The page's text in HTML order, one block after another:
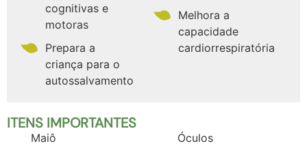
cognitivas e
motoras
Prepara a
criança para o
autossalvamento
Melhora a
capacidade
cardiorrespiratória
ITENS IMPORTANTES
Maiô
Óculos